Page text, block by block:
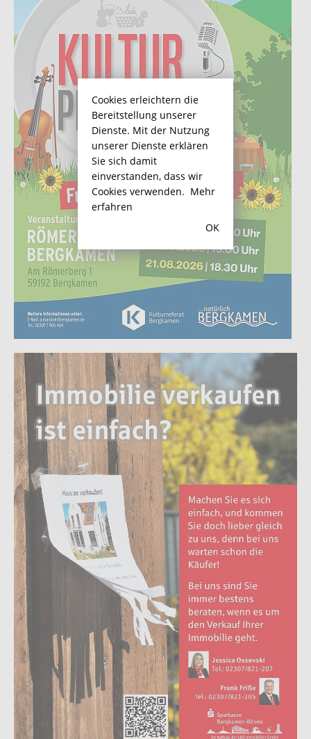
Cookies erleichtern die
Bereitstellung unserer
Dienste. Mit der Nutzung
unserer Dienste erklären
Sie sich damit
einverstanden, dass wir
Cookies verwenden. Mehr
erfahren
OK